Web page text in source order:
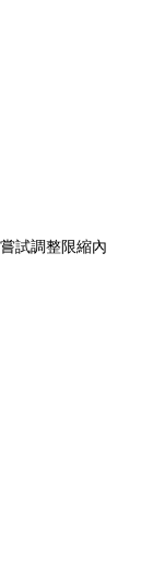
試調整限縮內